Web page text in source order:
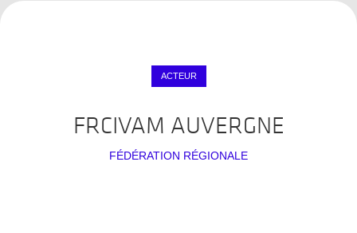
ACTEUR
FRCIVAM AUVERGNE
FÉDÉRATION RÉGIONALE